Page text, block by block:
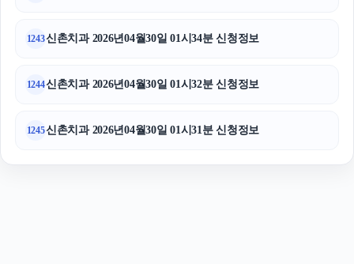
1243신촌치과 2026년04월30일 01시34분 신청정보
1244신촌치과 2026년04월30일 01시32분 신청정보
1245신촌치과 2026년04월30일 01시31분 신청정보